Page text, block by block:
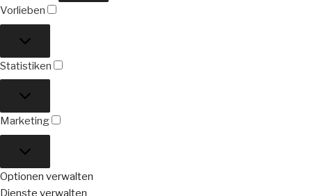
Vorlieben
Statistiken
Marketing
Optionen verwalten
Dienste verwalten